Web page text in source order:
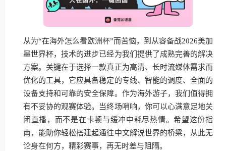
从为“在海外怎么看欧洲杯”而苦恼，到从容备战2026美加
墨世界杯，技术的进步已经为我们提供了成熟完善的解决
方案。关键在于选择一款真正为高清、长时流媒体需求而
优化的工具，它应具备稳定的专线、智能的调度、全面的
设备支持和可靠的安全保障。作为海外游子，我们值得拥
有不妥协的观赛体验。当终场哨响，你可以心满意足地关
闭直播，而不是在卡顿与缓冲中耗尽热情。希望这份指
南，能助你轻松搭建起通往中文解说世界的桥梁，从此无
论身在何方，精彩赛事，再无时差与阻隔。